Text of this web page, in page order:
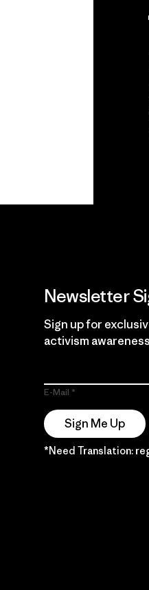
Newsletter
Sign up for
activism
E-Mail
Sign Me Up
*Need Translation: